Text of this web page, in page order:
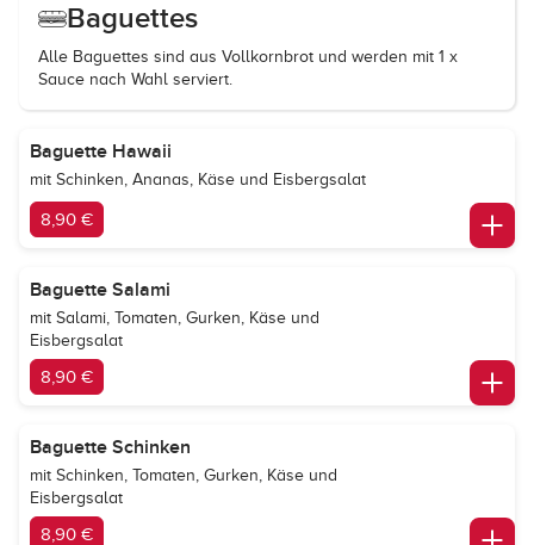
Baguettes
Alle Baguettes sind aus Vollkornbrot und werden mit 1 x
Sauce nach Wahl serviert.
Baguette Hawaii
mit Schinken, Ananas, Käse und Eisbergsalat
8,90 €
Baguette Salami
mit Salami, Tomaten, Gurken, Käse und
Eisbergsalat
8,90 €
Baguette Schinken
mit Schinken, Tomaten, Gurken, Käse und
Eisbergsalat
8,90 €